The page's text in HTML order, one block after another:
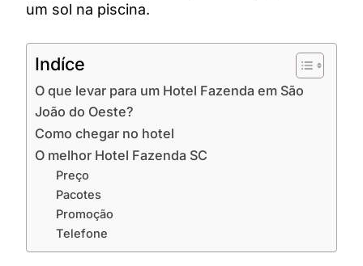
um sol na piscina.
Indíce
O que levar para um Hotel Fazenda em São
João do Oeste?
Como chegar no hotel
O melhor Hotel Fazenda SC
Preço
Pacotes
Promoção
Telefone